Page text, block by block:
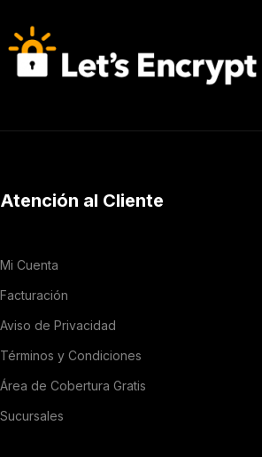
Atención al Cliente
Mi Cuenta
Facturación
Aviso de Privacidad
Términos y Condiciones
Área de Cobertura Gratis
Sucursales